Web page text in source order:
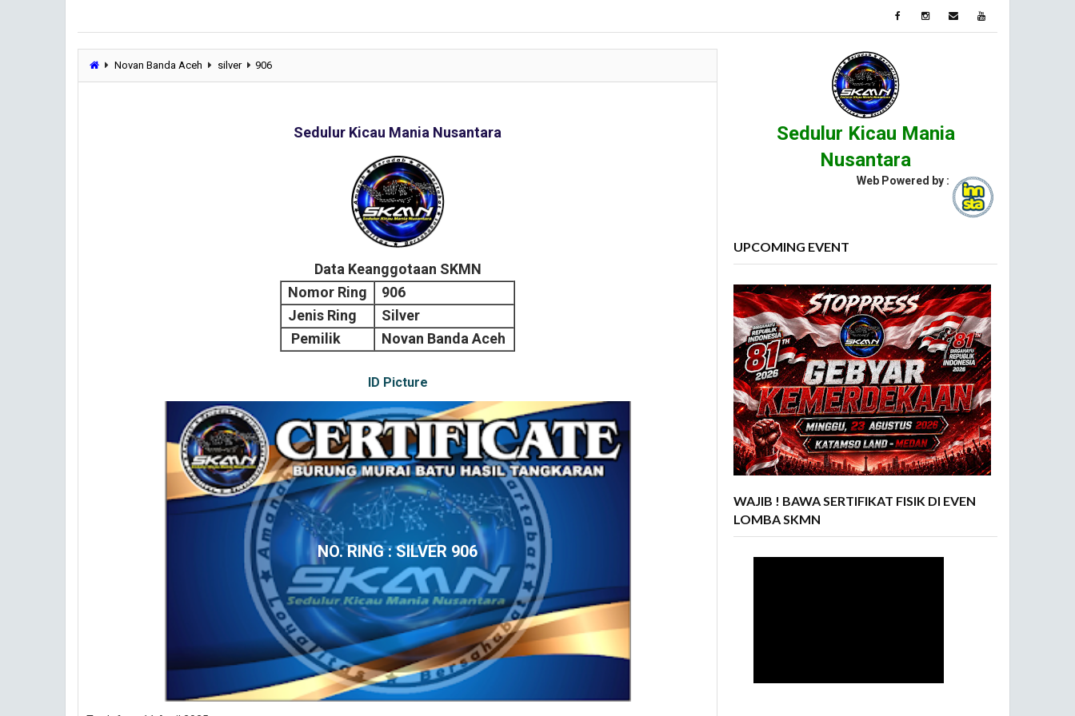
Novan Banda Aceh silver 906
Sedulur Kicau Mania Nusantara
Data Keanggotaan SKMN
Nomor Ring
906
Jenis Ring
Silver
Pemilik
Novan Banda Aceh
ID Picture
NO. RING : SILVER 906
Sedulur Kicau Mania
Nusantara
Web Powered by :
UPCOMING EVENT
WAJIB ! BAWA SERTIFIKAT FISIK DI EVEN
LOMBA SKMN